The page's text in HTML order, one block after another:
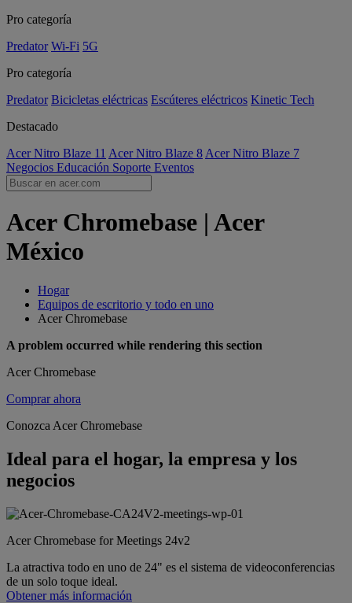
Pro categoría
Predator Wi-Fi 5G
Pro categoría
Predator Bicicletas eléctricas Escúteres eléctricos Kinetic Tech
Destacado
Acer Nitro Blaze 11 Acer Nitro Blaze 8 Acer Nitro Blaze 7
Negocios Educación Soporte Eventos
Acer Chromebase | Acer
México
Hogar
Equipos de escritorio y todo en uno
Acer Chromebase
A problem occurred while rendering this section
Acer Chromebase
Comprar ahora
Conozca Acer Chromebase
Ideal para el hogar, la empresa y los
negocios
Acer Chromebase for Meetings 24v2
La atractiva todo en uno de 24" es el sistema de videoconferencias
de un solo toque ideal.
Obtener más información